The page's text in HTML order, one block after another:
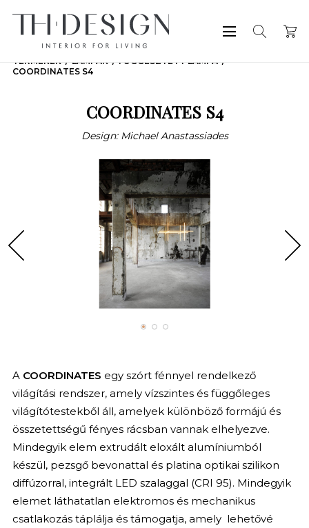
TERMÉKEK LÁMPÁK
FÜGGESZTETT LÁMPA
COORDINATES S4
COORDINATES S4
Design: Michael Anastassiades
A COORDINATES egy szórt fénnyel rendelkező
világítási rendszer, amely vízszintes és függőleges
világítótestekből áll, amelyek különböző formájú és
összetettségű fényes rácsban vannak elhelyezve.
Mindegyik elem extrudált eloxált alumíniumból
készül, pezsgő bevonattal és platina optikai szilikon
diffúzorral, integrált LED szalaggal (CRI 95). Mindegyik
elemet láthatatlan elektromos és mechanikus
csatlakozás táplálja és támogatja, amely lehetővé